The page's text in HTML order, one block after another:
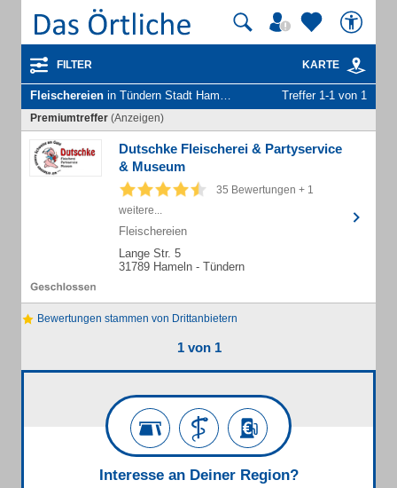
FILTER KARTE
Fleischereien in Tündern Stadt Hameln Treffer 1-1 von 1
Premiumtreffer (Anzeigen)
Dutschke Fleischerei & Partyservice
& Museum
35 Bewertungen + 1
weitere...
Fleischereien
Lange Str. 5
31789 Hameln - Tündern
Bewertungen stammen von Drittanbietern
1 von 1
Interesse an Deiner Region?